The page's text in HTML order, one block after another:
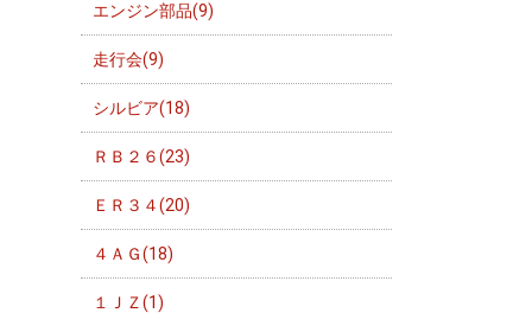
エンジン部品(9)
走行会(9)
シルビア(18)
ＲＢ２６(23)
ＥＲ３４(20)
４ＡＧ(18)
１ＪＺ(1)